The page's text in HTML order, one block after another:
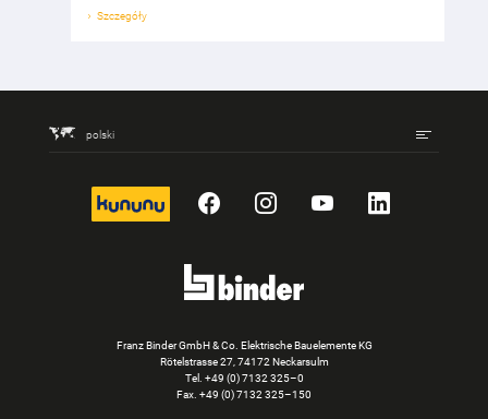
Szczegóły
polski
kununu FacebookInstagram
YouTubeLinkedIn
Franz Binder GmbH & Co. Elektrische Bauelemente KG
Rötelstrasse 27, 74172 Neckarsulm
Tel. +49 (0) 7132 325–0
Fax. +49 (0) 7132 325–150